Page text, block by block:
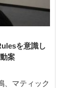
を意識し
案
、マティック